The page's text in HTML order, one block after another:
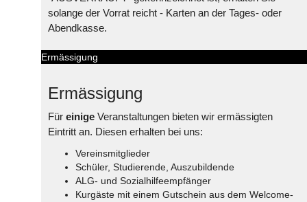
solange der Vorrat reicht - Karten an der Tages- oder
Abendkasse.
Ermässigung
Ermässigung
Für einige Veranstaltungen bieten wir ermässigten
Eintritt an. Diesen erhalten bei uns:
Vereinsmitglieder
Schüler, Studierende, Auszubildende
ALG- und Sozialhilfeempfänger
Kurgäste mit einem Gutschein aus dem Welcome-